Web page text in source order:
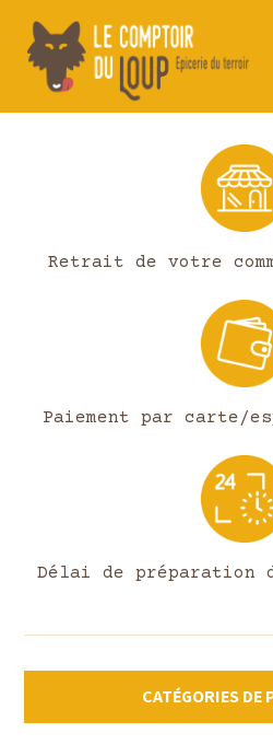
Les
Retrait de votre
Paiement par carte/
Délai de préparation
CATÉGORIES DE